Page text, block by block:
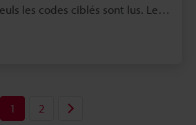
les codes ciblés sont lus. Le
de 2.5cm jusqu'à 10m, ce qui
1 2